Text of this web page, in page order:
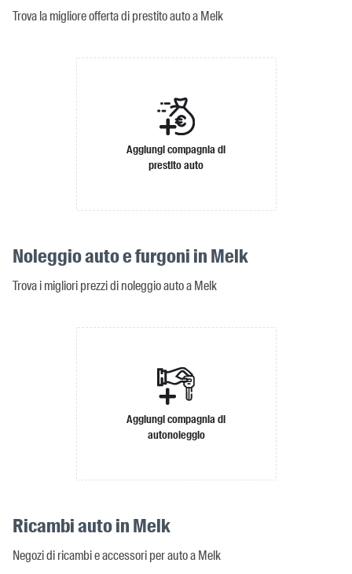
Trova la migliore offerta di prestito auto a Melk
Aggiungi compagnia di
prestito auto
Noleggio auto e furgoni in Melk
Trova i migliori prezzi di noleggio auto a Melk
Aggiungi compagnia di
autonoleggio
Ricambi auto in Melk
Negozi di ricambi e accessori per auto a Melk